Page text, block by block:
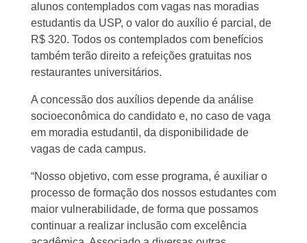
alunos contemplados com vagas nas moradias
estudantis da USP, o valor do auxílio é parcial, de
R$ 320. Todos os contemplados com benefícios
também terão direito a refeições gratuitas nos
restaurantes universitários.
A concessão dos auxílios depende da análise
socioeconômica do candidato e, no caso de vaga
em moradia estudantil, da disponibilidade de
vagas de cada campus.
“Nosso objetivo, com esse programa, é auxiliar o
processo de formação dos nossos estudantes com
maior vulnerabilidade, de forma que possamos
continuar a realizar inclusão com excelência